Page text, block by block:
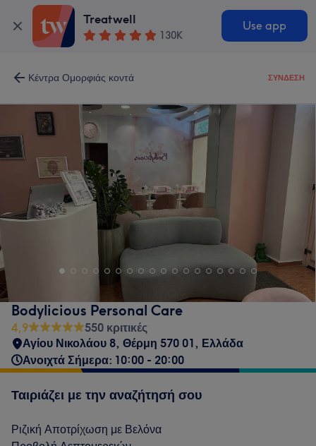
Treatwell
130K
Use app
Κέντρα Ομορφιάς κοντά ΣΎΝΔΕΣΗ
Bodylicious Personal Care
4,9
550 κριτικές
Αγίου Νικολάου 8, Θέρμη 570 01, Ελλάδα
Ανοιχτά Σήμερα: 10:00 - 20:00
Ταιριάζει με την αναζήτησή σου
Ριζική Αποτρίχωση με Βελόνα